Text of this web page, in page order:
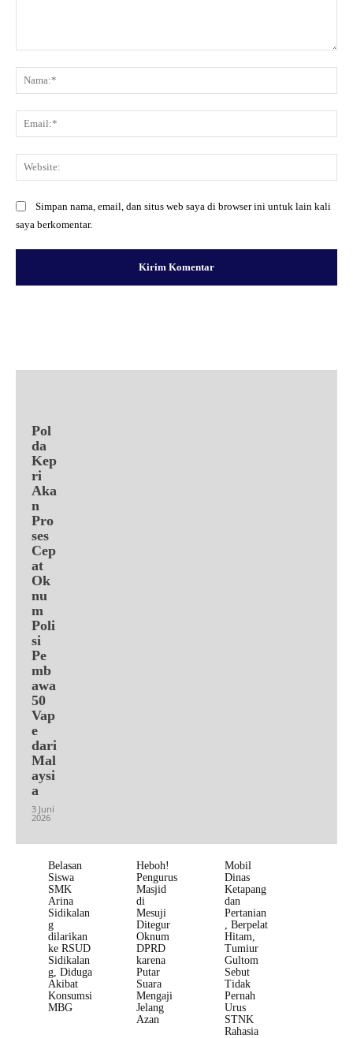
Simpan nama, email, dan situs web saya di browser ini untuk lain kali
saya berkomentar.
Pol
da
Kep
ri
Aka
n
Pro
ses
Cep
at
Ok
nu
m
Poli
si
Pe
mb
awa
50
Vap
e
dari
Mal
aysi
a
3 Juni
2026
Belasan
Siswa
SMK
Arina
Sidikalan
g
dilarikan
ke RSUD
Sidikalan
g, Diduga
Akibat
Konsumsi
MBG
Heboh!
Pengurus
Masjid
di
Mesuji
Ditegur
Oknum
DPRD
karena
Putar
Suara
Mengaji
Jelang
Azan
Mobil
Dinas
Ketapang
dan
Pertanian
, Berpelat
Hitam,
Tumiur
Gultom
Sebut
Tidak
Pernah
Urus
STNK
Rahasia